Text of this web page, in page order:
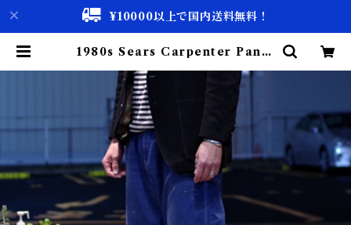
¥10000以上で国内送料無料！
1980s Sears Carpenter Pants
ペインター パンツ | 古着屋 仙台 bi
scco【古着 & Vintage 通販】